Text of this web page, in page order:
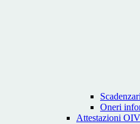
Oneri
Attestazioni